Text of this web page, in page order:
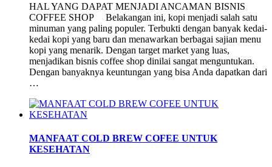
HAL YANG DAPAT MENJADI ANCAMAN BISNIS
COFFEE SHOP Belakangan ini, kopi menjadi salah satu
minuman yang paling populer. Terbukti dengan banyak kedai-
kedai kopi yang baru dan menawarkan berbagai sajian menu
kopi yang menarik. Dengan target market yang luas,
menjadikan bisnis coffee shop dinilai sangat menguntukan.
Dengan banyaknya keuntungan yang bisa Anda dapatkan dari
…
MANFAAT COLD BREW COFEE UNTUK
KESEHATAN